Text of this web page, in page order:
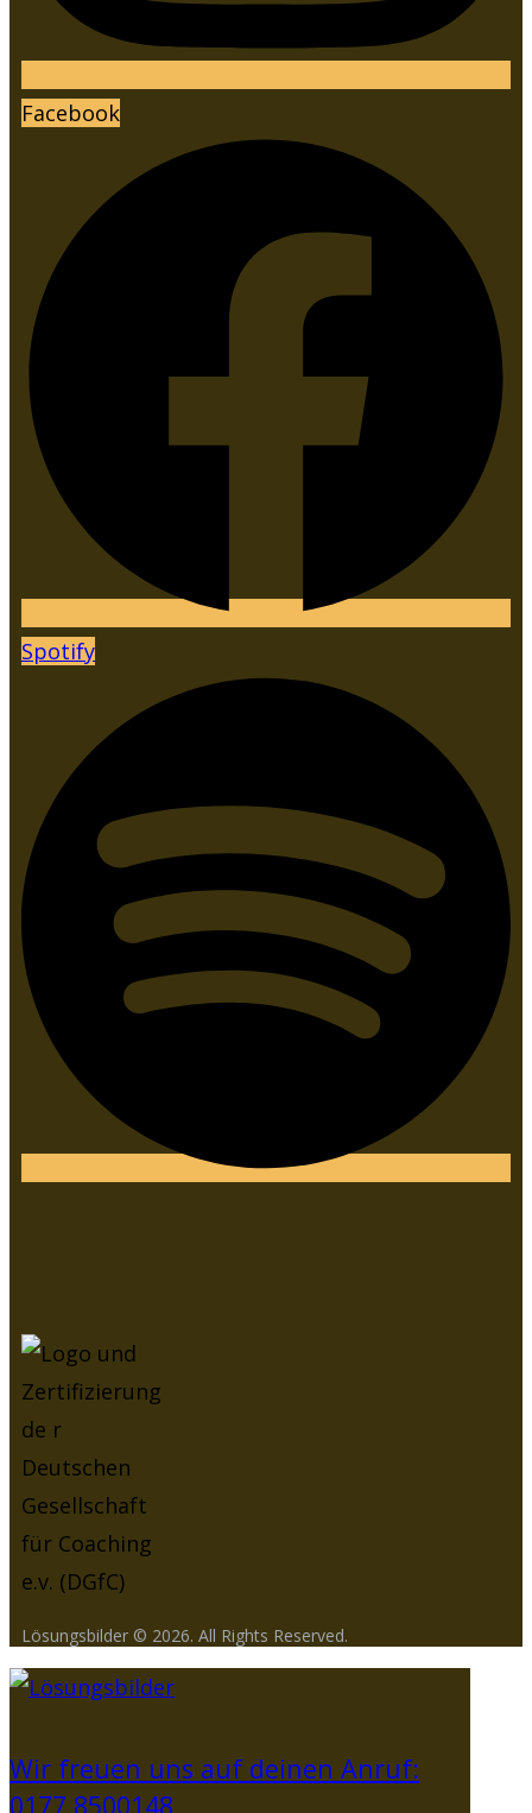
Facebook
Spotify
Lösungsbilder © 2026. All Rights Reserved.
Wir freuen uns auf deinen Anruf:
0177 8500148